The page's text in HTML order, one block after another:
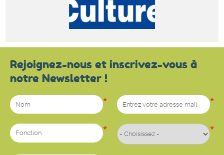
Rejoignez-nous et inscrivez-vous à
notre Newsletter !